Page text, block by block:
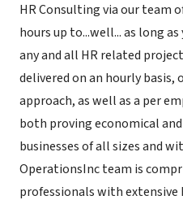
HR Consulting via our team
hours up to...well... as long
any and all HR related
delivered on an hourly
approach, as well as a per
both proving economical
businesses of all sizes and
OperationsInc team is
professionals with extensive